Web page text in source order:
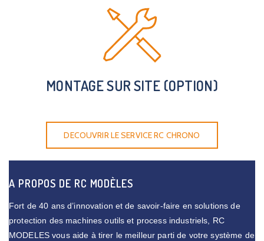
MONTAGE SUR SITE (OPTION)
DECOUVRIR LE SERVICE RC CHRONO
A PROPOS DE RC MODÈLES
Fort de 40 ans d’innovation et de savoir-faire en solutions de
protection des machines outils et process industriels, RC
MODELES vous aide à tirer le meilleur parti de votre système de